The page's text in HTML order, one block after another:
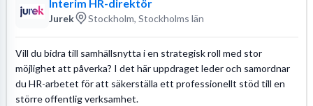
Interim HR-direktör
Jurek Stockholm, Stockholms län
Vill du bidra till samhällsnytta i en strategisk roll med stor
möjlighet att påverka? I det här uppdraget leder och samordnar
du HR-arbetet för att säkerställa ett professionellt stöd till en
större offentlig verksamhet.